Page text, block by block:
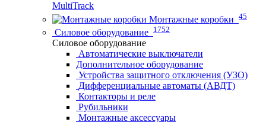
MultiTrack
Монтажные коробки 45
Силовое оборудование 1752
Силовое оборудование
Автоматические выключатели
Дополнительное оборудование
Устройства защитного отключения (УЗО)
Дифференциальные автоматы (АВДТ)
Контакторы и реле
Рубильники
Монтажные аксессуары